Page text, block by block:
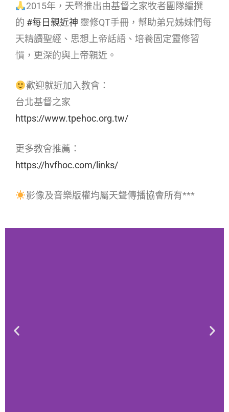
2015年，天聲推出由基督之家牧者團隊編撰
的 #每日親近神 靈修QT手冊，幫助弟兄姊妹們每
天精讀聖經、思想上帝話語、培養固定靈修習
慣，更深的與上帝親近。
歡迎就近加入教會：
台北基督之家
https://www.tpehoc.org.tw/
更多教會推薦：
https://hvfhoc.com/links/
影像及音樂版權均屬天聲傳播協會所有***